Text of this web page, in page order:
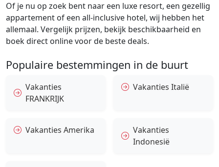
Of je nu op zoek bent naar een luxe resort, een gezellig
appartement of een all-inclusive hotel, wij hebben het
allemaal. Vergelijk prijzen, bekijk beschikbaarheid en
boek direct online voor de beste deals.
Populaire bestemmingen in de buurt
Vakanties
FRANKRIJK
Vakanties Italië
Vakanties Amerika
Vakanties
Indonesië